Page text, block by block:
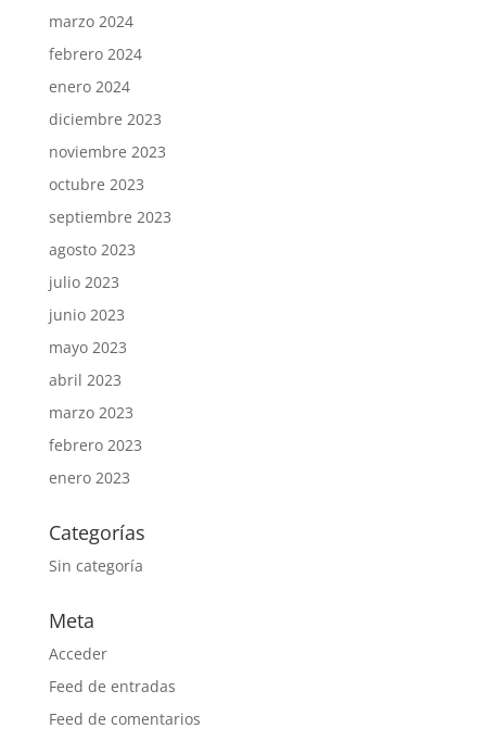
marzo 2024
febrero 2024
enero 2024
diciembre 2023
noviembre 2023
octubre 2023
septiembre 2023
agosto 2023
julio 2023
junio 2023
mayo 2023
abril 2023
marzo 2023
febrero 2023
enero 2023
Categorías
Sin categoría
Meta
Acceder
Feed de entradas
Feed de comentarios